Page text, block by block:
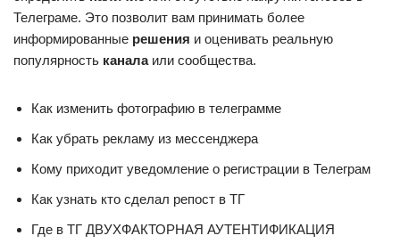
Телеграме. Это позволит вам принимать более
информированные решения и оценивать реальную
популярность каналаили сообщества.
Как изменить фотографию в телеграмме
Как убрать рекламу из мессенджера
Кому приходит уведомление о регистрации в Телеграм
Как узнать кто сделал репост в ТГ
Где в ТГ ДВУХФАКТОРНАЯ АУТЕНТИФИКАЦИЯ